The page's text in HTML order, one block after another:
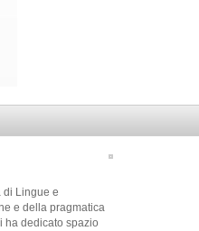
di Lingue e
e della pragmatica
ha dedicato spazio